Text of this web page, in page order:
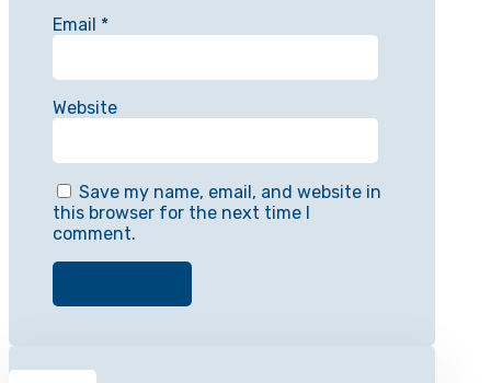
Email *
Website
Save my name, email, and website in
this browser for the next time I
comment.